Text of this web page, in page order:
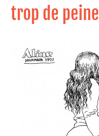
trop de peine